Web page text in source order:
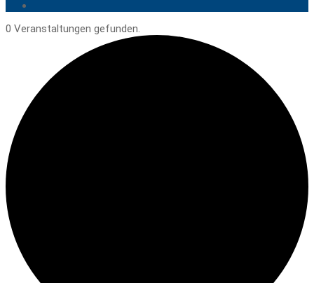
0 Veranstaltungen gefunden.